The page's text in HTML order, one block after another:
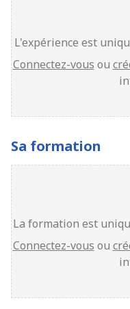
L'expérience est
Connectez-vous ou
Sa formation
La formation est
Connectez-vous ou